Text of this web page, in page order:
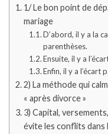
1/ Le bon point de
mariage
D’abord, il y a la
parenthèses.
Ensuite, il y a
Enfin, il y a
2) La méthode qui
« après divorce »
3) Capital,
évite les conflits dans